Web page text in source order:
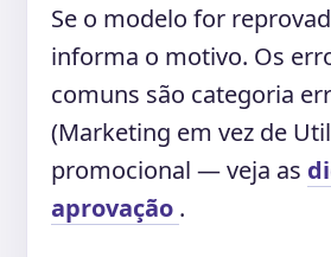
Se o modelo for
informa o motivo. Os
comuns são categoria
(Marketing em vez de
promocional — veja as
aprovação .